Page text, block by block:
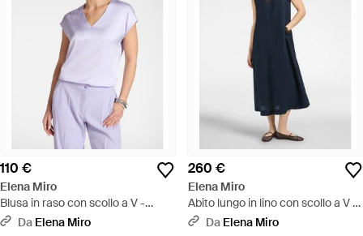
110 €
Elena Miro
Blusa in raso con scollo a V -
Bianco
Da Elena Miro
260 €
Elena Miro
Abito lungo in lino con scollo a V -
Blu Da Elena Miro